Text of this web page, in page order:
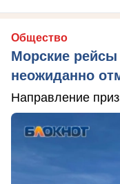
Общество
Морские
неожиданно
Направление